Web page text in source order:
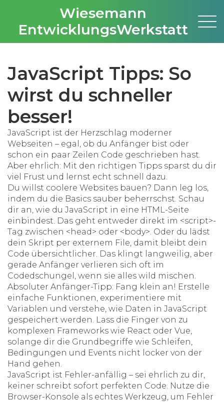
Wiesemann
EntwicklungsWerkstatt
JavaScript Tipps: So
wirst du schneller
besser!
JavaScript ist der Herzschlag moderner
Webseiten – egal, ob du Anfänger bist oder
schon ein paar Zeilen Code geschrieben hast.
Aber ehrlich: Mit den richtigen Tipps sparst du dir
viel Frust und lernst echt schnell dazu.
Du willst coolere Websites bauen? Dann leg los,
indem du die Basics sauber beherrschst. Schau
dir an, wie du JavaScript in eine HTML-Seite
einbindest. Das geht entweder direkt im <script>-
Tag zwischen <head> oder <body>. Oder du lädst
dein Skript per externem File, damit bleibt dein
Code übersichtlicher. Das klingt langweilig, aber
gerade Anfänger verlieren sich oft im
Codedschungel, wenn sie alles wild mischen.
Absoluter Anfänger-Tipp: Fang klein an! Erstelle
einfache Funktionen, experimentiere mit
Variablen und verstehe, wie Daten in JavaScript
gespeichert werden. Lass die Finger von zu
komplexen Frameworks wie React oder Vue,
solange dir die Grundbegriffe wie Schleifen,
Bedingungen und Events nicht locker von der
Hand gehen.
JavaScript ist Fehler-anfällig – sei ehrlich zu dir,
keiner schreibt sofort perfekten Code. Nutze die
Browser-Konsole als echtes Werkzeug, um Fehler